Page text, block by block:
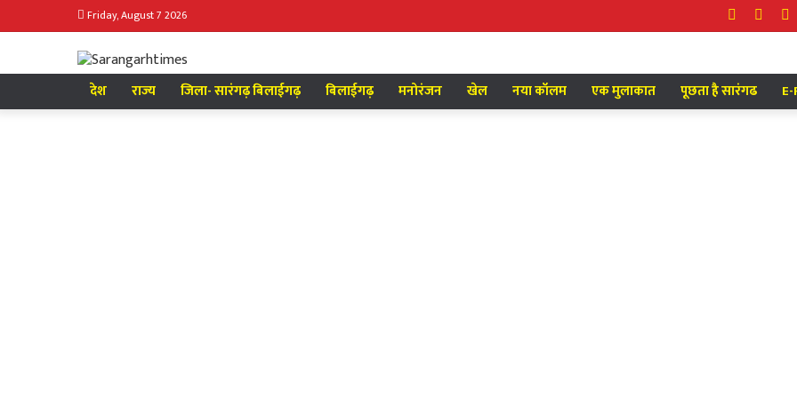
Friday, August 7 2026 Twitter
Facebook
देश राज्य जिला- सारंगढ़ बिलाईगढ़ बिलाईगढ़ मनोरंजन खेल नया कॉलम एक मुलाकात पूछता है सारंगढ